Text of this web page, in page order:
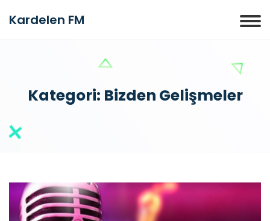
Kardelen FM
Kategori: Bizden Gelişmeler